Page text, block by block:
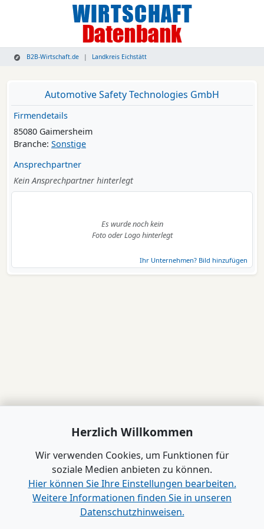
B2B-Wirtschaft.de Landkreis Eichstätt
Automotive Safety Technologies GmbH
Firmendetails
85080 Gaimersheim
Branche: Sonstige
Ansprechpartner
Kein Ansprechpartner hinterlegt
Es wurde noch kein
Foto oder Logo hinterlegt
Ihr Unternehmen? Bild hinzufügen
Herzlich Willkommen
Wir verwenden Cookies, um Funktionen für
soziale Medien anbieten zu können.
Hier können Sie Ihre Einstellungen bearbeiten.
Weitere Informationen finden Sie in unseren
Datenschutzhinweisen.